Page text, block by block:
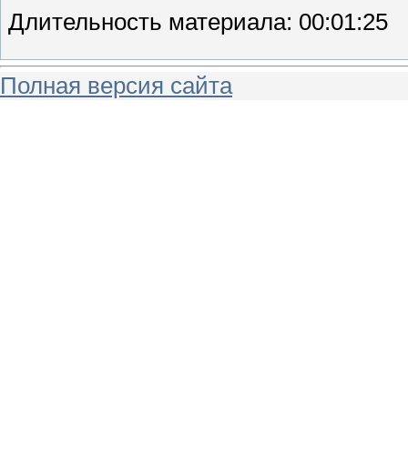
Длительность материала: 00:01:25
Полная версия сайта